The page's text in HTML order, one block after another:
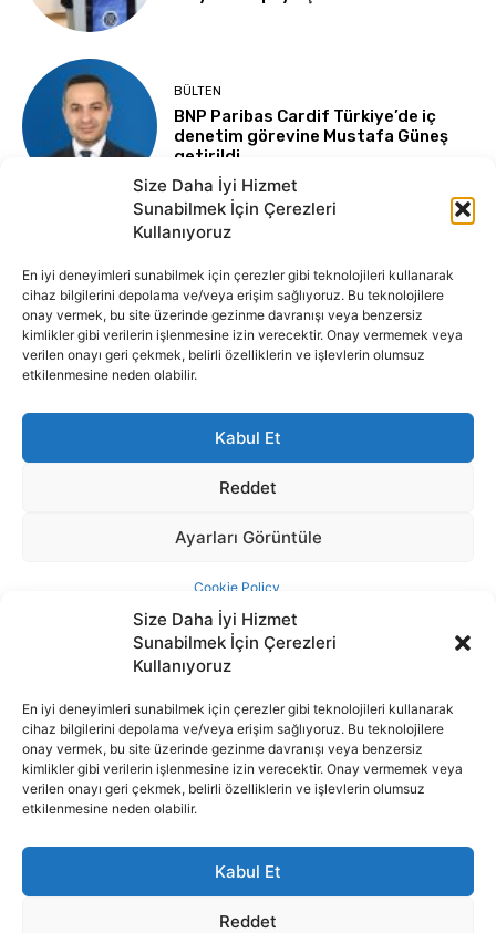
Size Daha İyi Hizmet
Sunabilmek İçin Çerezleri
Kullanıyoruz
En iyi deneyimleri sunabilmek için çerezler gibi teknolojileri kullanarak
cihaz bilgilerini depolama ve/veya erişim sağlıyoruz. Bu teknolojilere
onay vermek, bu site üzerinde gezinme davranışı veya benzersiz
kimlikler gibi verilerin işlenmesine izin verecektir. Onay vermemek veya
verilen onayı geri çekmek, belirli özelliklerin ve işlevlerin olumsuz
etkilenmesine neden olabilir.
Kabul Et
Reddet
İnternet portalımızda yer alan tüm haber metini, resim ve benzeri
içeriğin hakları Sigortamedya Yayıncılık A.Ş.'ye aittir. Hiçbir şekilde
basılı ya da elektronik bir ortamda, kaynak gösterilse bile izin
alınmadan kullanılamaz.